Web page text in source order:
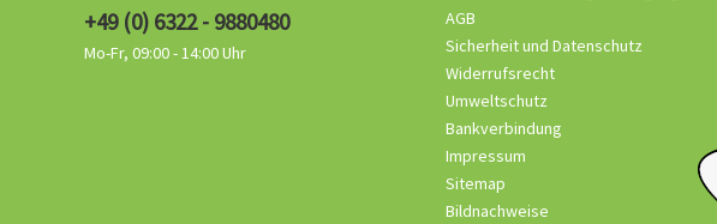
+49 (0) 6322 - 9880480
Mo-Fr, 09:00 - 14:00 Uhr
AGB
Sicherheit und Datenschutz
Widerrufsrecht
Umweltschutz
Bankverbindung
Impressum
Sitemap
Bildnachweise